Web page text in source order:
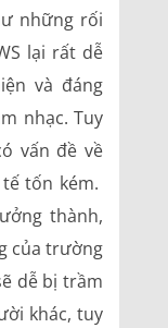
những rối
lại rất dễ
và đáng
nhạc. Tuy
vấn đề về
tốn kém.
thành,
của trường
dễ bị trầm
khác, tuy